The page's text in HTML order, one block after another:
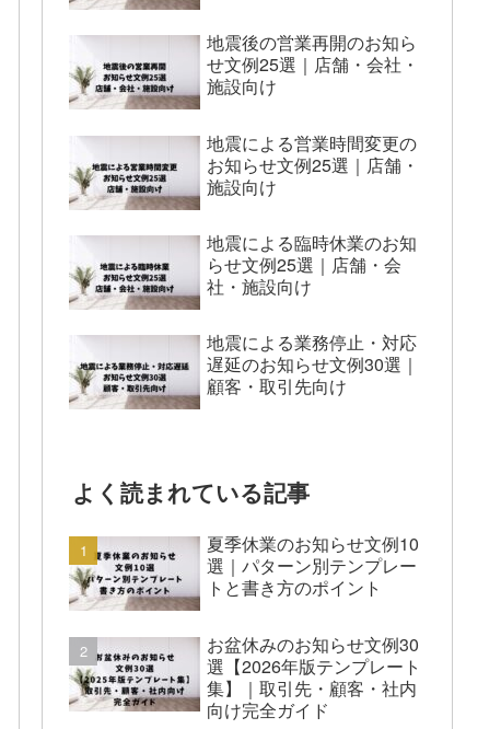
地震後の営業再開のお知ら
せ文例25選｜店舗・会社・
施設向け
地震による営業時間変更の
お知らせ文例25選｜店舗・
施設向け
地震による臨時休業のお知
らせ文例25選｜店舗・会
社・施設向け
地震による業務停止・対応
遅延のお知らせ文例30選｜
顧客・取引先向け
よく読まれている記事
夏季休業のお知らせ文例10
選｜パターン別テンプレー
トと書き方のポイント
お盆休みのお知らせ文例30
選【2026年版テンプレート
集】｜取引先・顧客・社内
向け完全ガイド